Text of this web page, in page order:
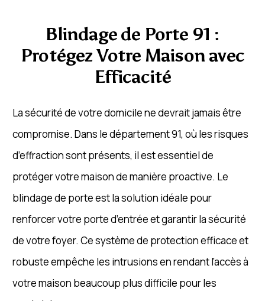
Blindage de Porte 91 :
Protégez Votre Maison avec
Efficacité
La sécurité de votre domicile ne devrait jamais être
compromise. Dans le département 91, où les risques
d’effraction sont présents, il est essentiel de
protéger votre maison de manière proactive. Le
blindage de porte est la solution idéale pour
renforcer votre porte d’entrée et garantir la sécurité
de votre foyer. Ce système de protection efficace et
robuste empêche les intrusions en rendant l’accès à
votre maison beaucoup plus difficile pour les